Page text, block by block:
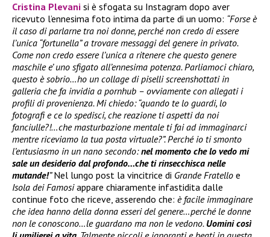
Cristina Plevani si è sfogata su Instagram dopo aver
ricevuto l’ennesima foto intima da parte di un uomo: “Forse è
il caso di parlarne tra noi donne, perché non credo di essere
l’unica “fortunella” a trovare messaggi del genere in privato.
Come non credo essere l’unica a ritenere che questo genere
maschile e’ uno sfigato all’ennesima potenza. Parliamoci chiaro,
questo è sobrio…ho un collage di piselli screenshottati in
galleria che fa invidia a pornhub – ovviamente con allegati i
profili di provenienza. Mi chiedo: “quando te lo guardi, lo
fotografi e ce lo spedisci, che reazione ti aspetti da noi
fanciulle?!…che masturbazione mentale ti fai ad immaginarci
mentre riceviamo la tua posta virtuale?”. Perché io ti smonto
l’entusiasmo in un nano secondo:nel momento che lo vedo mi
sale un desiderio dal profondo…che ti rinsecchisca nelle
mutande!”Nel lungo post la vincitrice di Grande Fratello e
Isola dei Famosiappare chiaramente infastidita dalle
continue foto che riceve, asserendo che: è facile immaginare
che idea hanno della donna esseri del genere…perché le donne
non le conoscono…le guardano ma non le vedono. Uomini così